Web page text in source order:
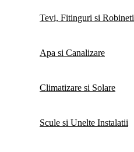
Tevi, Fitinguri si Robineti
Apa si Canalizare
Climatizare si Solare
Scule si Unelte Instalatii